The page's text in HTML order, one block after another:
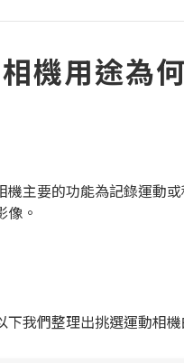
機用途為
主要的功能為記錄運動
。
我們整理出挑選運動相